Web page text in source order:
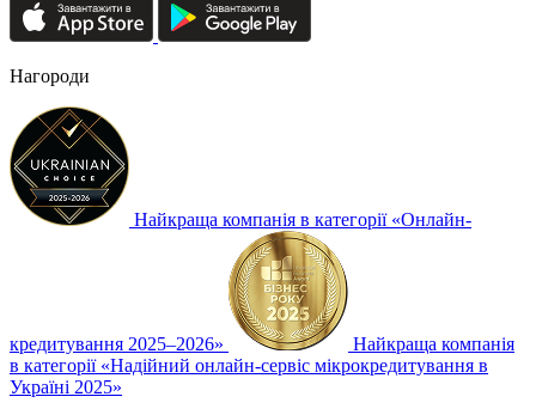
Нагороди
Найкраща компанія в категорії «Онлайн-
кредитування 2025–2026»
Найкраща компанія
в категорії «Надійний онлайн-сервіс мікрокредитування в
Україні 2025»